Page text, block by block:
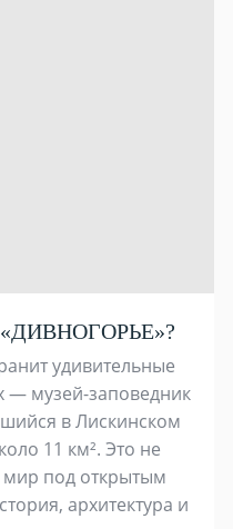
удивительные
— музей-заповедник
в Лискинском
11 км². Это не
мир под открытым
архитектура и